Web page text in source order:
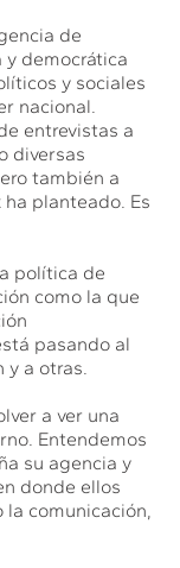
de
y democrática
y sociales
nacional.
entrevistas a
diversas
también a
planteado. Es
política de
como la que
pasando al
y a otras.
a ver una
Entendemos
su agencia y
donde ellos
comunicación,